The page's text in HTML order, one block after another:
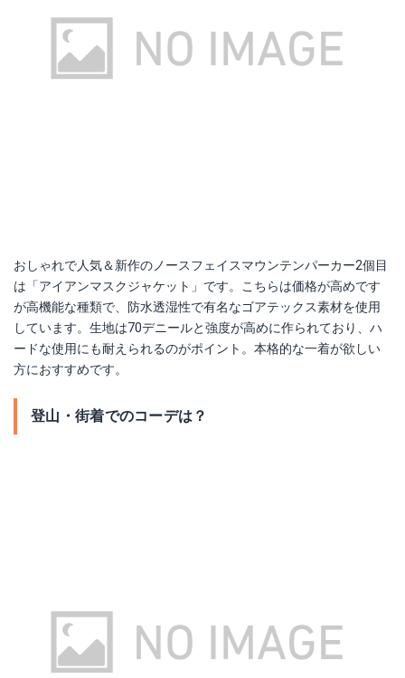
おしゃれで人気＆新作のノースフェイスマウンテンパーカー2個目
は「アイアンマスクジャケット」です。こちらは価格が高めです
が高機能な種類で、防水透湿性で有名なゴアテックス素材を使用
しています。生地は70デニールと強度が高めに作られており、ハ
ードな使用にも耐えられるのがポイント。本格的な一着が欲しい
方におすすめです。
登山・街着でのコーデは？